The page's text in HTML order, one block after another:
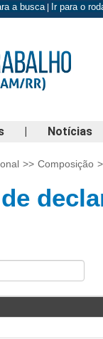
a busca| Ir para o
| Notícias
>> Composição